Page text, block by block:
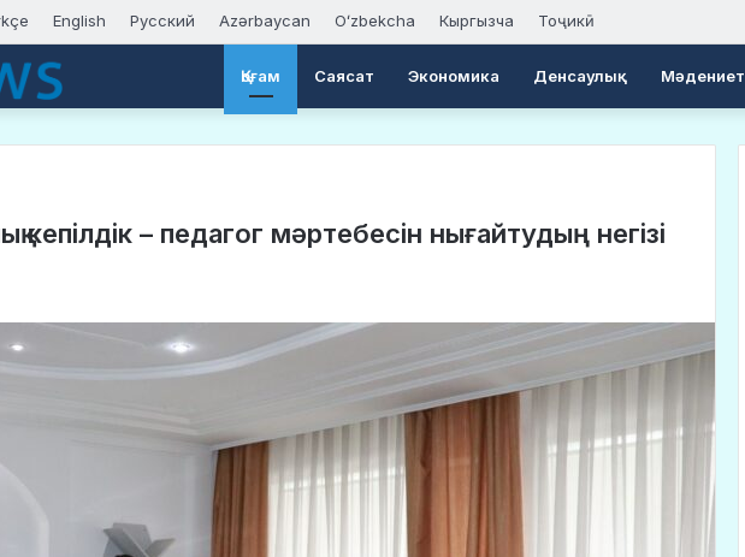
English Русский Azərbaycan Oʻzbekcha Кыргызча Тоҷикӣ
Қоғам Саясат Экономика Денсаулық Мәдениет
кепілдік – педагог мәртебесін нығайтудың негізі